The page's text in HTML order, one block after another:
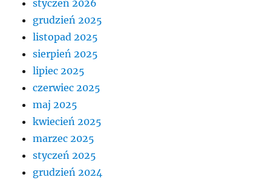
styczeń 2026
grudzień 2025
listopad 2025
sierpień 2025
lipiec 2025
czerwiec 2025
maj 2025
kwiecień 2025
marzec 2025
styczeń 2025
grudzień 2024